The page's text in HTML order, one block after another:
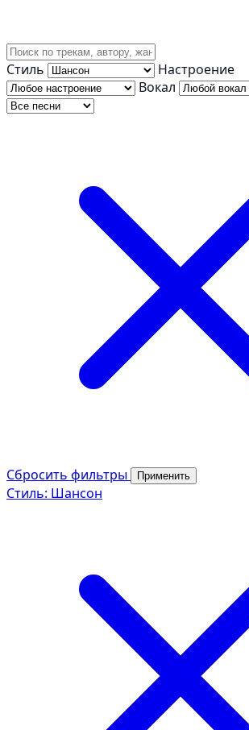
Стиль
Настроение
Вокал
Сбросить фильтры Применить
Стиль: Шансон